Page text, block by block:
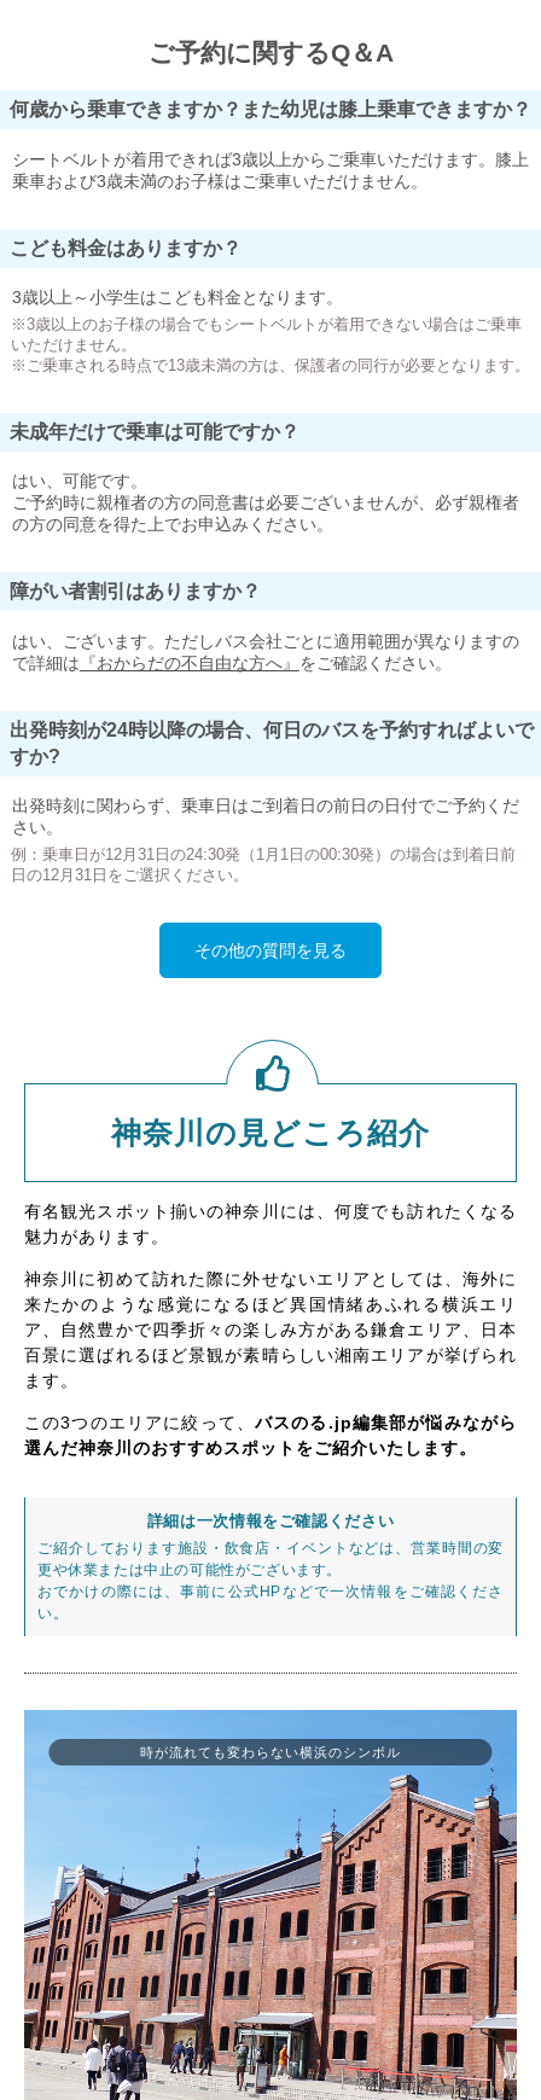
ご予約に関するQ＆A
何歳から乗車できますか？また幼児は膝上乗車できますか？
シートベルトが着用できれば3歳以上からご乗車いただけます。膝上
乗車および3歳未満のお子様はご乗車いただけません。
こども料金はありますか？
3歳以上～小学生はこども料金となります。
※3歳以上のお子様の場合でもシートベルトが着用できない場合はご乗車
いただけません。
※ご乗車される時点で13歳未満の方は、保護者の同行が必要となります。
未成年だけで乗車は可能ですか？
はい、可能です。
ご予約時に親権者の方の同意書は必要ございませんが、必ず親権者
の方の同意を得た上でお申込みください。
障がい者割引はありますか？
はい、ございます。ただしバス会社ごとに適用範囲が異なりますの
で詳細は 『おからだの不自由な方へ』 をご確認ください。
出発時刻が24時以降の場合、何日のバスを予約すればよいで
すか?
出発時刻に関わらず、乗車日はご到着日の前日の日付でご予約くだ
さい。
例：乗車日が12月31日の24:30発（1月1日の00:30発）の場合は到着日前
日の12月31日をご選択ください。
その他の質問を見る
神奈川の見どころ紹介
有名観光スポット揃いの神奈川には、何度でも訪れたくなる
魅力があります。
神奈川に初めて訪れた際に外せないエリアとしては、海外に
来たかのような感覚になるほど異国情緒あふれる横浜エリ
ア、自然豊かで四季折々の楽しみ方がある鎌倉エリア、日本
百景に選ばれるほど景観が素晴らしい湘南エリアが挙げられ
ます。
この3つのエリアに絞って、 バスのる.jp編集部が悩みながら
選んだ神奈川のおすすめスポットをご紹介いたします。
詳細は一次情報をご確認ください
ご紹介しております施設・飲食店・イベントなどは、営業時間の変
更や休業または中止の可能性がございます。
おでかけの際には、事前に公式HPなどで一次情報をご確認くださ
い。
時が流れても変わらない横浜のシンボル